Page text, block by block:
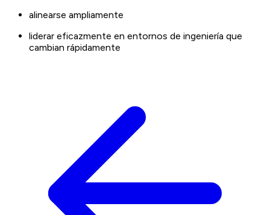
alinearse ampliamente
liderar eficazmente en entornos de ingeniería que
cambian rápidamente